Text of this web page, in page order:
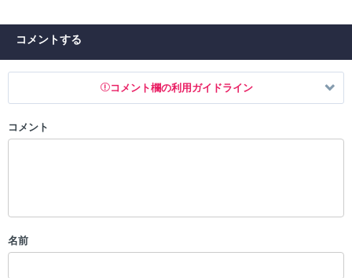
コメントする
コメント欄の利用ガイドライン
以下の書き込みを禁止とし、場合によってはコメント削除や書き込み制
・一度削除された投稿を再び投稿すること
コメント
名前